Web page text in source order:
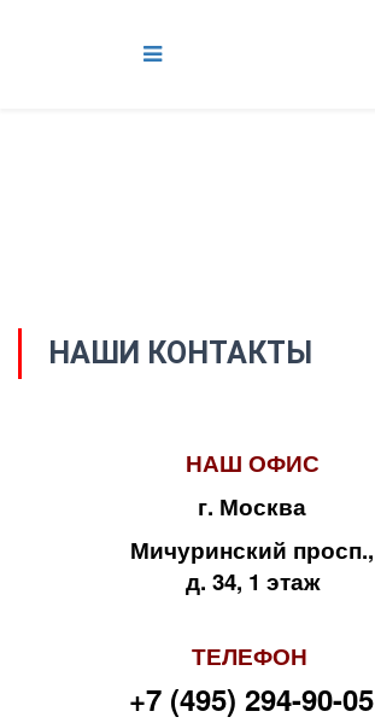
НАШИ КОНТАКТЫ
НАШ ОФИС
г. Москва
Мичуринский просп.,
д. 34, 1 этаж
ТЕЛЕФОН
+7 (495) 294-90-05